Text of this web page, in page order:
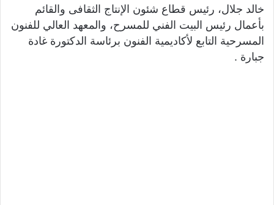
خالد جلال، رئيس قطاع شئون الإنتاج الثقافى والقائم
بأعمال رئيس البيت الفني للمسرح، والمعهد العالي للفنون
المسرحية التابع لأكاديمية الفنون برئاسة الدكتورة غادة
جبارة .